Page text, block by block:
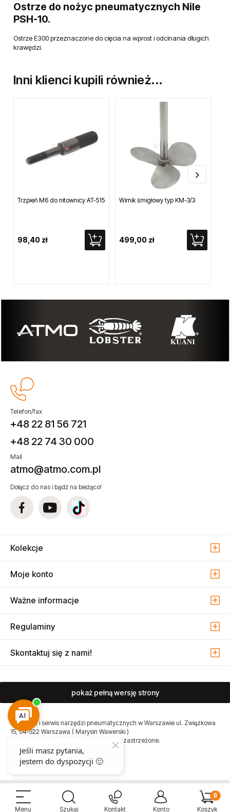
Ostrze do nożyc pneumatycznych Nile
PSH-10.
Ostrze E300 przeznaczone do cięcia na wprost i odcinania długich
krawędzi.
Inni klienci kupili również...
Trzpień M6 do nitownicy AT-515
98,40 zł
Wirnik śmigłowy typ KM-3/3
499,00 zł
Telefon/fax
+48 22 81 56 721
+48 22 74 30 000
Mail
atmo@atmo.com.pl
Dołącz do nas i bądź na bieżąco!
Kolekcje
Moje konto
Ważne informacje
Regulaminy
Skontaktuj się z nami!
pokaż pełną wersję strony
Sprzedaż i serwis narzędzi pneumatycznych w Warszawie ul. Związkowa
15, 04-522 Warszawa ( Marysin Wawerski )
© 2026 Atmo Sp. z o.o. Wszelkie prawa zastrzeżone.
Sklep internetowy Shoper Premium